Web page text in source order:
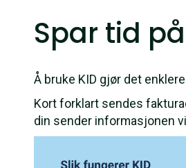
Spar tid
Å bruke KID gjør det
Kort forklart sendes
din sender informasjonen